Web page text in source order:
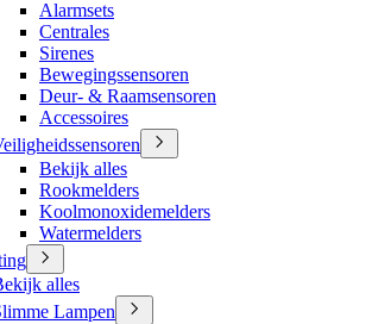
Alarmsets
Centrales
Sirenes
Bewegingssensoren
Deur- & Raamsensoren
Accessoires
Bekijk alles
Rookmelders
Koolmonoxidemelders
Watermelders
alles
Lampen